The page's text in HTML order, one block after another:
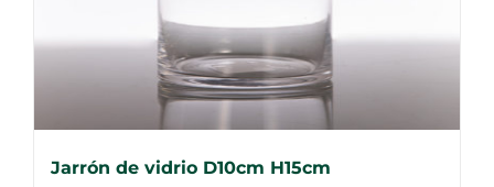
Jarrón de vidrio D10cm H15cm